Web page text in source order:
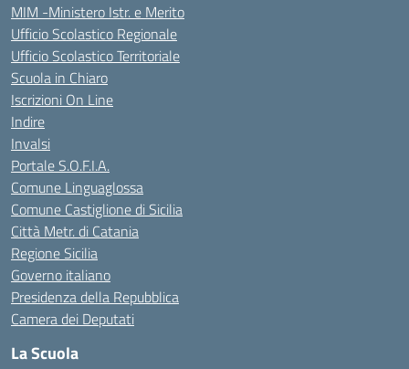
MIM -Ministero Istr. e Merito
Ufficio Scolastico Regionale
Ufficio Scolastico Territoriale
Scuola in Chiaro
Iscrizioni On Line
Indire
Invalsi
Portale S.O.F.I.A.
Comune Linguaglossa
Comune Castiglione di Sicilia
Città Metr. di Catania
Regione Sicilia
Governo italiano
Presidenza della Repubblica
Camera dei Deputati
La Scuola